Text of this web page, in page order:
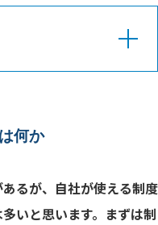
件
何か
るが、自社が使える制度
いと思います。まずは制